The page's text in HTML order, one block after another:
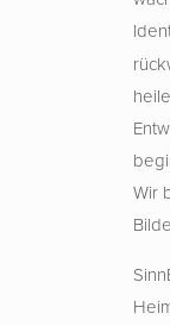
Wir